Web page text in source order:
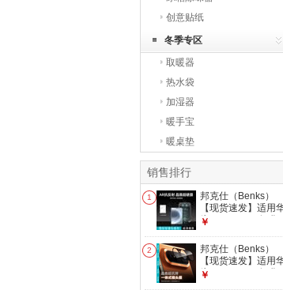
创意贴纸
冬季专区
取暖器
热水袋
加湿器
暖手宝
暖桌垫
销售排行
1
邦克仕（Benks）
【现货速发】适用
为Pura X Max钢化
晶盾超硬膜高清耐磨
防摔全屏保护膜镜
膜 晶盾超硬AR增透
膜【Pura X Max】
￥
2
邦克仕（Benks）
【现货速发】适用
为Pura X Max钢化
￥